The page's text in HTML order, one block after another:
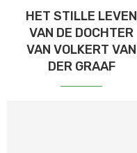
HET STILLE LEVEN
VAN DE DOCHTER
VAN VOLKERT VAN
DER GRAAF